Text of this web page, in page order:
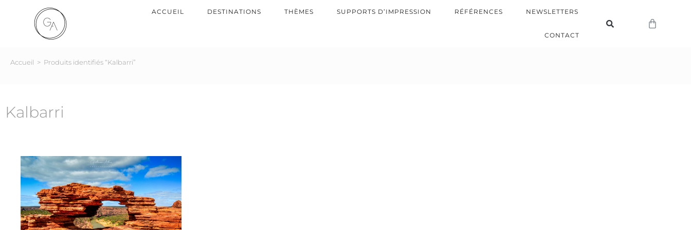
ACCUEIL DESTINATIONS THÈMES SUPPORTS D’IMPRESSION RÉFÉRENCES NEWSLETTERS
CONTACT
Accueil > Produits identifiés “Kalbarri”
Kalbarri